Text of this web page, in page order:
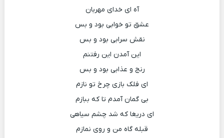
آه ای خدای مهربان
عشق تو خوابی بود و بس
نقش سرابی بود و بس
این آمدن این رفتنم
رنج و عذابی بود و بس
ای فلک بازی چرخ تو نازم
بی گمان آمدم تا که ببازم
ای دریغا که شد چشم سیاهی
قبله گاه من و روی نمازم